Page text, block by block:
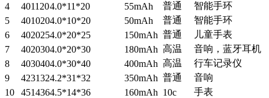
4
4011204.0*11*20 55mAh 普通
智能手环
5
4010204.0*10*20 50mAh 普通
智能手环
6
4020254.0*20*25 150mAh 普通
儿童手表
7
4020304.0*20*30 180mAh 高温
音响，蓝牙耳机
8
4030404.0*30*40 400mAh 高温
行车记录仪
9
4231324.2*31*32 350mAh 普通
音响
10
4514364.5*14*36 160mAh 10c
手表